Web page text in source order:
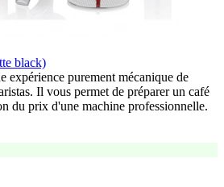
black)
expérience purement mécanique de
Il vous permet de préparer un café
du prix d'une machine professionnelle.